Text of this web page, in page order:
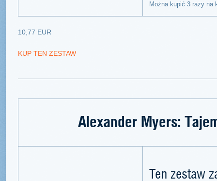
Można kupić 3 razy na
10,77 EUR
KUP TEN ZESTAW
Alexander Myers:
Ten zestaw